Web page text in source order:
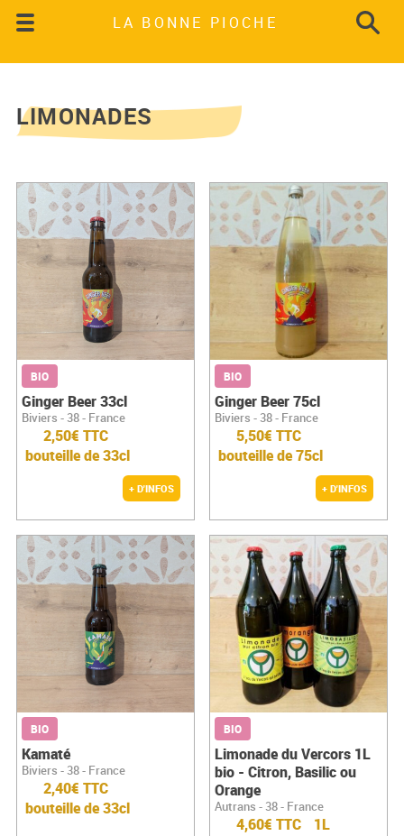
LA BONNE PIOCHE
LIMONADES
BIO
Ginger Beer 33cl
Biviers - 38 - France
2,50€ TTC
bouteille de 33cl
+ D'INFOS
BIO
Ginger Beer 75cl
Biviers - 38 - France
5,50€ TTC
bouteille de 75cl
+ D'INFOS
BIO
Kamaté
Biviers - 38 - France
2,40€ TTC
bouteille de 33cl
BIO
Limonade du Vercors 1L
bio - Citron, Basilic ou
Orange
Autrans - 38 - France
4,60€ TTC 1L